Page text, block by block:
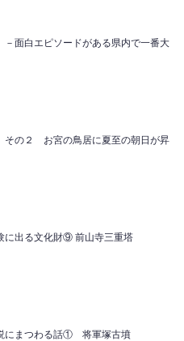
面白エピソードがある県内で一番大
の２ お宮の鳥居に夏至の朝日が昇
に出る文化財⑨ 前山寺三重塔
にまつわる話① 将軍塚古墳